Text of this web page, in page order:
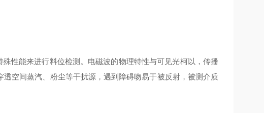
性能来进行料位检测。电磁波的物理特性与可见光柯以，传播
空间蒸汽、粉尘等干扰源，遇到障碍吻易于被反射，被测介质